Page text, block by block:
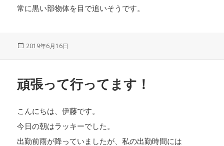
常に黒い部物体を目で追いそうです。
投
2019年6月16日
頑張って行ってます！
こんにちは、伊藤です。
今日の朝はラッキーでした。
出勤前雨が降っていましたが、私の出勤時間には